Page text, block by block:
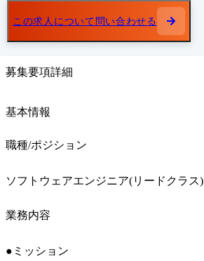
この求人について問い合わせる
募集要項詳細
基本情報
職種/ポジション
ソフトウェアエンジニア(リードクラス)
業務内容
●ミッション